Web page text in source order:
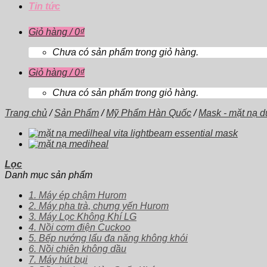
Tin tức
Giỏ hàng /0₫
Chưa có sản phẩm trong giỏ hàng.
Giỏ hàng /0₫
Chưa có sản phẩm trong giỏ hàng.
Trang chủ / Sản Phẩm / Mỹ Phẩm Hàn Quốc / Mask - mặt nạ
Lọc
Danh mục sản phẩm
1. Máy ép chậm Hurom
2. Máy pha trà, chưng yến Hurom
3. Máy Lọc Không Khí LG
4. Nồi cơm điện Cuckoo
5. Bếp nướng lẩu đa năng không khói
6. Nồi chiên không dầu
7. Máy hút bụi